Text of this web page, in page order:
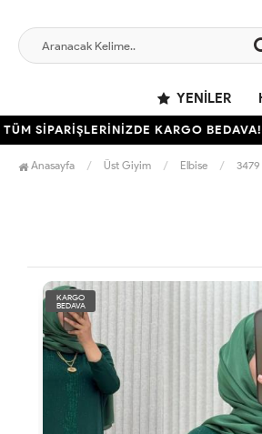
YENILER
SİPARİŞLERİNİZDE KARGO BEDAVA!
Anasayfa Üst Giyim Elbise 3479
KARGO
BEDAVA